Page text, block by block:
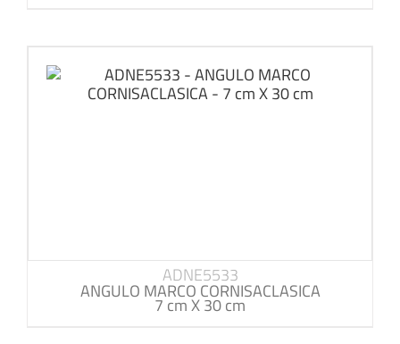
ADNE5533
ANGULO MARCO CORNISACLASICA
7 cm X 30 cm